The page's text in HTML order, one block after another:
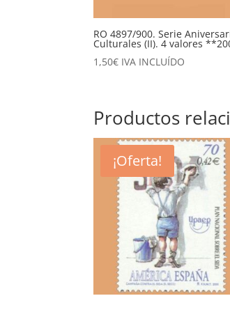
RO 4897/900. Serie
Culturales (II). 4 valores
1,50€ IVA INCLUÍDO
Productos
¡Oferta!